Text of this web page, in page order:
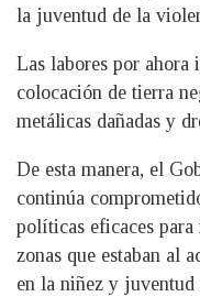
la juventud de la
Las labores por
colocación de tierra
metálicas dañadas y
De esta manera, el
continúa
políticas eficaces
zonas que estaban al
en la niñez y juventud